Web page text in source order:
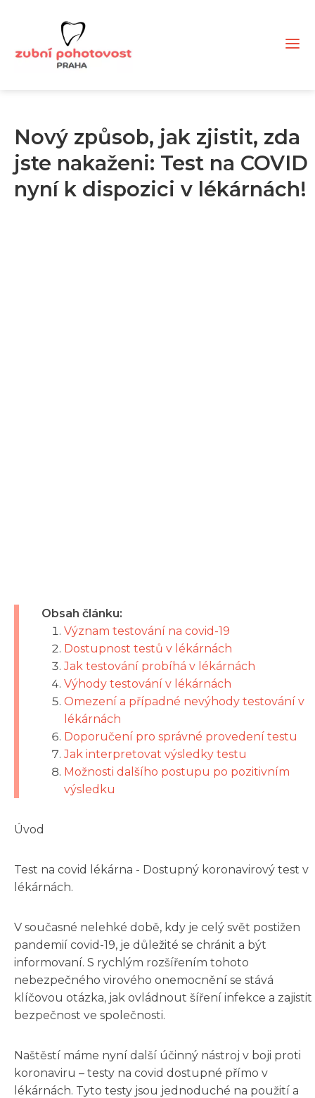
Nový způsob, jak zjistit, zda
jste nakaženi: Test na COVID
nyní k dispozici v lékárnách!
Obsah článku:
Význam testování na covid-19
Dostupnost testů v lékárnách
Jak testování probíhá v lékárnách
Výhody testování v lékárnách
Omezení a případné nevýhody testování v
lékárnách
Doporučení pro správné provedení testu
Jak interpretovat výsledky testu
Možnosti dalšího postupu po pozitivním
výsledku
Úvod
Test na covid lékárna - Dostupný koronavirový test v
lékárnách.
V současné nelehké době, kdy je celý svět postižen
pandemií covid-19, je důležité se chránit a být
informovaní. S rychlým rozšířením tohoto
nebezpečného virového onemocnění se stává
klíčovou otázka, jak ovládnout šíření infekce a zajistit
bezpečnost ve společnosti.
Naštěstí máme nyní další účinný nástroj v boji proti
koronaviru – testy na covid dostupné přímo v
lékárnách. Tyto testy jsou jednoduché na použití a